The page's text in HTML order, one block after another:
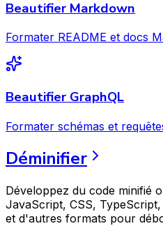
Beautifier Markdown
Formater README et docs
Beautifier GraphQL
Formater schémas et
Déminifier
Développez du code minifié
JavaScript, CSS,
et d'autres formats pour